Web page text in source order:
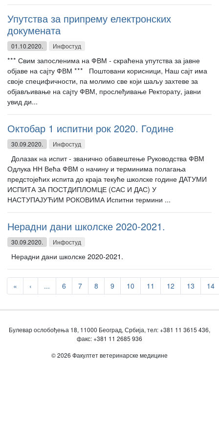
Упутства за припрему електронских
докумената
01.10.2020. Инфостуд
*** Свим запосленима на ФВМ - скраћена упутства за јавне
објаве на сајту ФВМ *** Поштовани корисници, Наш сајт има
своје специфичности, па молимо све који шаљу захтеве за
објављивање на сајту ФВМ, прослеђивање Ректорату, јавни
увид ди...
Октобар 1 испитни рок 2020. Године
30.09.2020. Инфостуд
Долазак на испит - званично обавештење Руководства ФВМ
Одлука НН Већа ФВМ о начину и терминима полагања
предстојећих испита до краја текуће школске године ДАТУМИ
ИСПИТА ЗА ПОСТДИПЛОМЦЕ (САС И ДАС) У
НАСТУПАЈУЋИМ РОКОВИМА Испитни термини ...
Нерадни дани школске 2020-2021.
30.09.2020. Инфостуд
Нерадни дани школске 2020-2021.
« ‹ ... 6 7 8 9 10 11 12 13 14
Булевар ослобођења 18, 11000 Београд, Србија, тел: +381 11 3615 436,
факс: +381 11 2685 936
© 2026 Факултет ветеринарске медицине